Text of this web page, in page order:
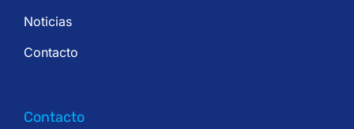
Noticias
Contacto
Contacto